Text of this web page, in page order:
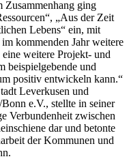
Zusammenhang ging
„Aus der Zeit
Lebens“ ein, mit
kommenden Jahr weitere
weitere Projekt- und
beispielgebende und
positiv entwickeln kann.“
Leverkusen und
e.V., stellte in seiner
Verbundenheit zwischen
dar und betonte
der Kommunen und